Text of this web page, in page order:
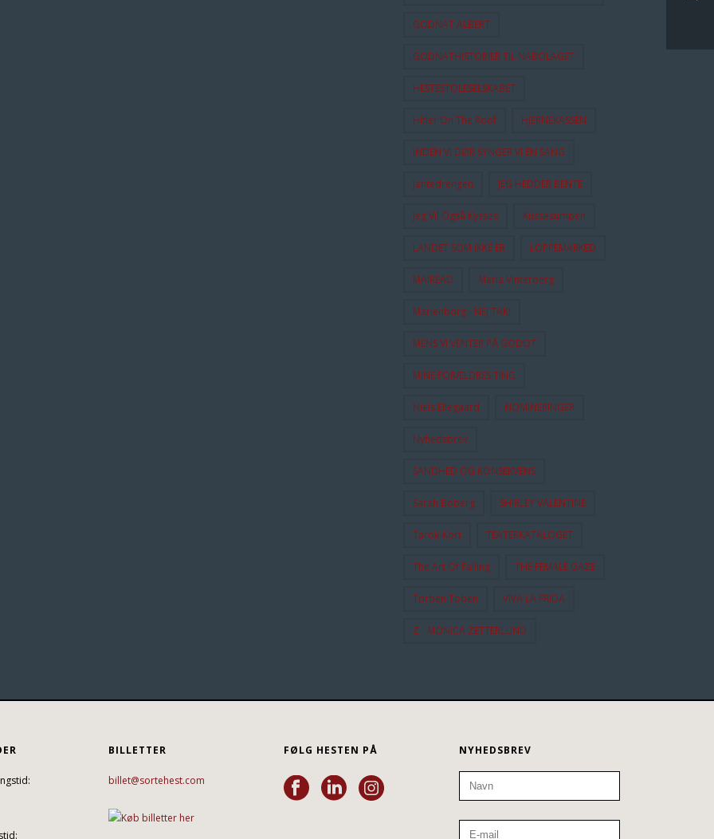
GODNAT ALBERT
GODNATHISTORIER TIL NABOLAGET
HESTESTOLESELSKABET
Hitler On The Roof HJERNEKASSEN
INDEN VI DØR SYNGER VI EN SANG
Jantedrengen JEG HEDDER BENTE
Jeg Vil Også Kysses Kussesumpen
LANDET SOM IKKE ER LOPPEMARKED
MAIREAD Maria Vinterberg
Marienborg - NEJ TAK!
MENS VI VENTER PÅ GODOT
MINE FORÆLDRES TING
Niels Ellegaard NOMINERINGER
Nyhedsbrev
SANDHED OG KONSEKVENS
Sarah Boberg SHIRLEY VALENTINE
Tarok-Kort TEATERKATALOGET
The Art Of Falling THE FEMALE GAZE
Torben Toben VIVA LA FRIDA
Z - MONICA ZETTERLUND
BILLETTER
billet@sortehest.com
FØLG HESTEN PÅ NYHEDSBREV